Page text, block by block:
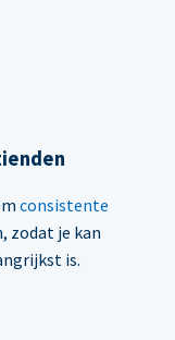
consistente
zodat je kan
is.